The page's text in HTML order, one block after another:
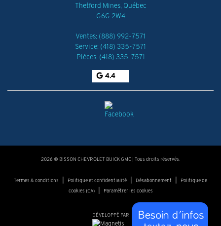
Thetford Mines, Québec
G6G 2W4
Ventes: (888) 992-7571
Service: (418) 335-7571
Pièces: (418) 335-7571
4.4
2026 © BISSON CHEVROLET BUICK GMC | Tous droits réservés.
Termes & conditions | Politique et confidentialité | Désabonnement |
Politique de
cookies (CA)| Paramétrer les cookies
DÉVELOPPÉ PAR